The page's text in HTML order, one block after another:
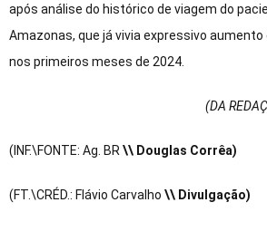
após análise do histórico de viagem do
Amazonas, que já vivia expressivo
nos primeiros meses de 2024.
(DA
(INF.\FONTE: Ag. BR \\ Douglas Corrêa)
(FT.\CRÉD.: Flávio Carvalho \\ Divulgação)